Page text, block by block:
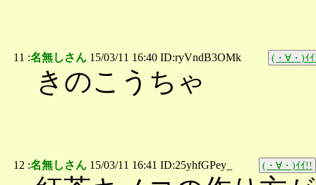
11 :名無しさん 15/03/11 16:40 ID:ryVndB3OMk (・∀・)ｲ
きのこうちゃ
12 :名無しさん 15/03/11 16:41 ID:25yhfGPey_ (・∀・)ｲｲ!!